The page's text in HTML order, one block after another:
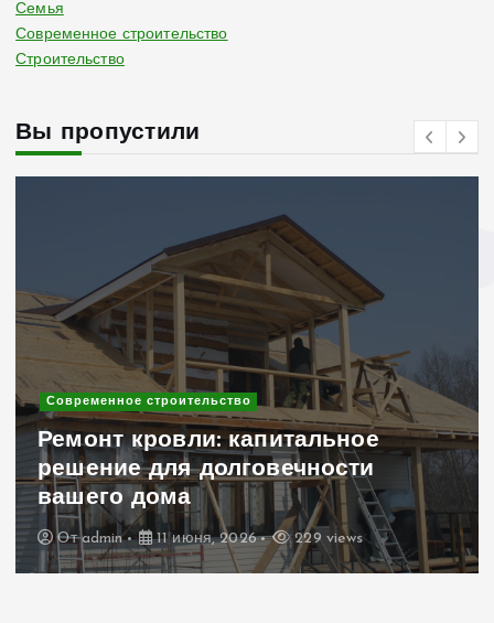
Семья
Современное строительство
Строительство
Вы пропустили
капитальное
229 views
Современное
Клинкерный
интерьера и
для
Отadmin 6 июня,